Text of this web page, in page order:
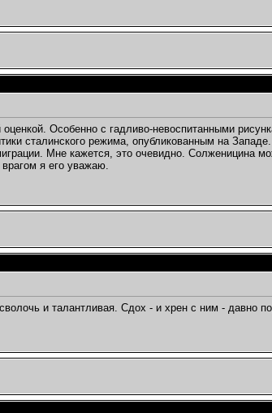
оценкой. Особенно с гадливо-невоспитанными
сталинского режима, опубликованным на
Мне кажется, это очевидно. Солженицина
я его уважаю.
и талантливая. Сдох - и хрен с ним - давно